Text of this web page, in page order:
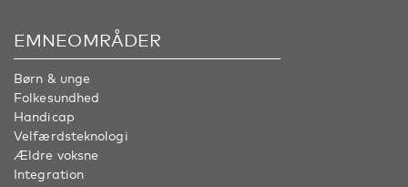
EMNEOMRÅDER
Børn & unge
Folkesundhed
Handicap
Velfærdsteknologi
Ældre voksne
Integration